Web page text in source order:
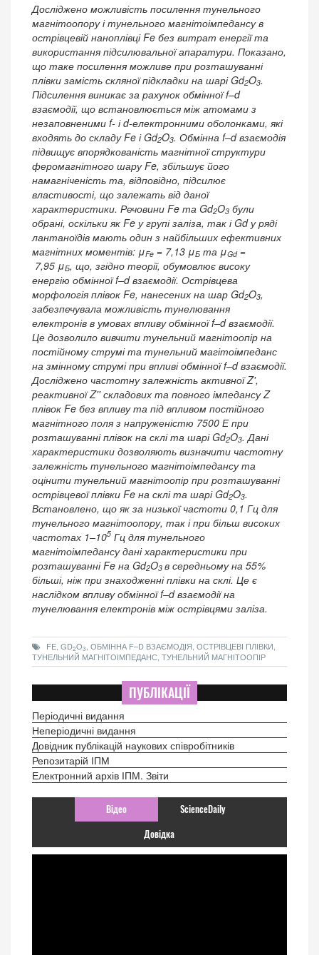
Досліджено можливість посилення тунельного
магнітоопору і тунельного магнітоімпедансу в
острівцевій наноплівці Fe без витрат енергії та
використання підсилювальної апаратури. Показано,
що таке посилення можливе при розташуванні
плівки замість скляної підкладки на шарі Gd2O3.
Підсилення виникає за рахунок обмінної f–d
взаємодії, що встановлюється між атомами з
незаповненими f- і d-електронними оболонками, які
входять до складу Fe і Gd2O3. Обмінна f–d взаємодія
підвищує впорядкованість магнітної структури
феромагнітного шару Fe, збільшує його
намагніченість та, відповідно, підсилює
властивості, що залежать від даної
характеристики. Речовини Fe та Gd2O3 були
обрані, оскільки як Fe у групі заліза, так і Gd у ряді
лантаноїдів мають один з найбільших ефективних
магнітних моментів: μFe = 7,13 μБ та μGd=
7,95 μБ, що, згідно теорії, обумовлює високу
енергію обмінної f–d взаємодії. Острівцева
морфологія плівок Fe, нанесених на шар Gd2O3,
забезпечувала можливість тунелювання
електронів в умовах впливу обмінної f–d взаємодії.
Це дозволило вивчити тунельний магнітоопір на
постійному струмі та тунельний магітоімпеданс
на змінному струмі при впливі обмінної f–d взаємодії.
Досліджено частотну залежність активної Z',
реактивної Z'' складових та повного імпедансу Z
плівок Fe без впливу та під впливом постійного
магнітного поля з напруженістю 7500 Е при
розташуванні плівок на склі та шарі Gd2O3. Дані
характеристики дозволяють визначити частотну
залежність тунельного магнітоімпедансу та
оцінити тунельний магнітоопір при розташуванні
острівцевої плівки Fe на склі та шарі Gd2O3.
Встановлено, що як за низької частоти 0,1 Гц для
тунельного магнітоопору, так і при більш високих
частотах 1–105 Гц для тунельного
магнітоімпедансу дані характеристики при
розташуванні Fe на Gd2O3 в середньому на 55%
більші, ніж при знаходженні плівки на склі. Це є
наслідком впливу обмінної f–d взаємодії на
тунелювання електронів між острівцями заліза.
FE, GD2O3
, ОБМІННА F–D ВЗАЄМОДІЯ, ОСТРІВЦЕВІ ПЛІВКИ,
ТУНЕЛЬНИЙ МАГНІТОІМПЕДАНС, ТУНЕЛЬНИЙ МАГНІТООПІР
ПУБЛІКАЦІЇ
Періодичні видання
Неперіодичні видання
Довідник публікацій наукових співробітників
Репозитарій ІПМ
Електронний архів ІПМ. Звіти
Відео ScienceDaily
Довідка